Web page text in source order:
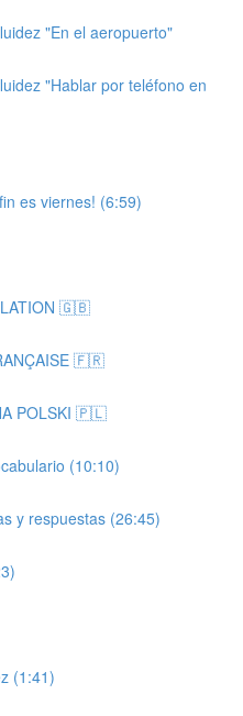
"En el aeropuerto"
"Hablar por teléfono en
es viernes! (6:59)
🇬🇧
🇫🇷
POLSKI 🇵🇱
(10:10)
y respuestas (26:45)
(1:41)